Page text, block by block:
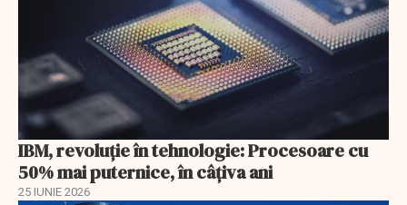
IBM, revoluţie în tehnologie: Procesoare cu
50% mai puternice, în câţiva ani
25 IUNIE 2026